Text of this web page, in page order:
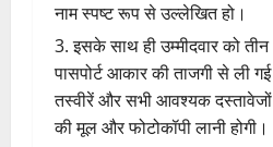
नाम स्पष्ट रूप से उल्लेखित हो।
इसके साथ ही उम्मीदवार को तीन
पासपोर्ट आकार की ताजगी से ली गई
तस्वीरें और सभी आवश्यक दस्तावेजों
की मूल और फोटोकॉपी लानी होगी।